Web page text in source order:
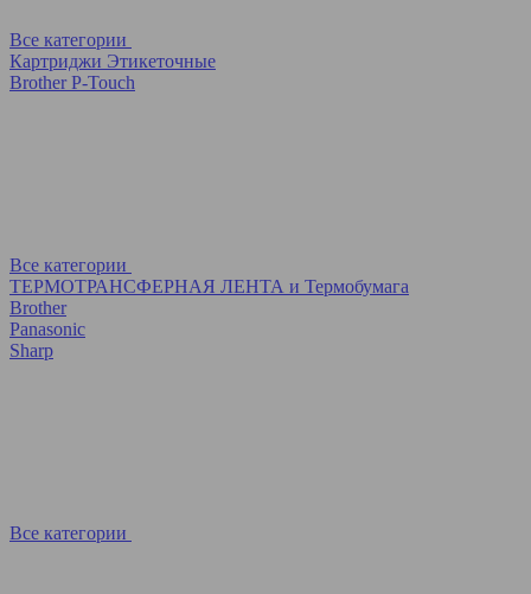
Все категории
Картриджи Этикеточные
Brother P-Touch
Все категории
ТЕРМОТРАНСФЕРНАЯ ЛЕНТА и Термобумага
Brother
Panasonic
Sharp
Все категории